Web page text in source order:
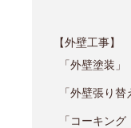
【外壁工事】
「外壁塗装」
「外壁張り替
「コーキング